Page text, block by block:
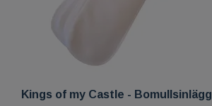
Kings of my Castle - Bomullsinlägg